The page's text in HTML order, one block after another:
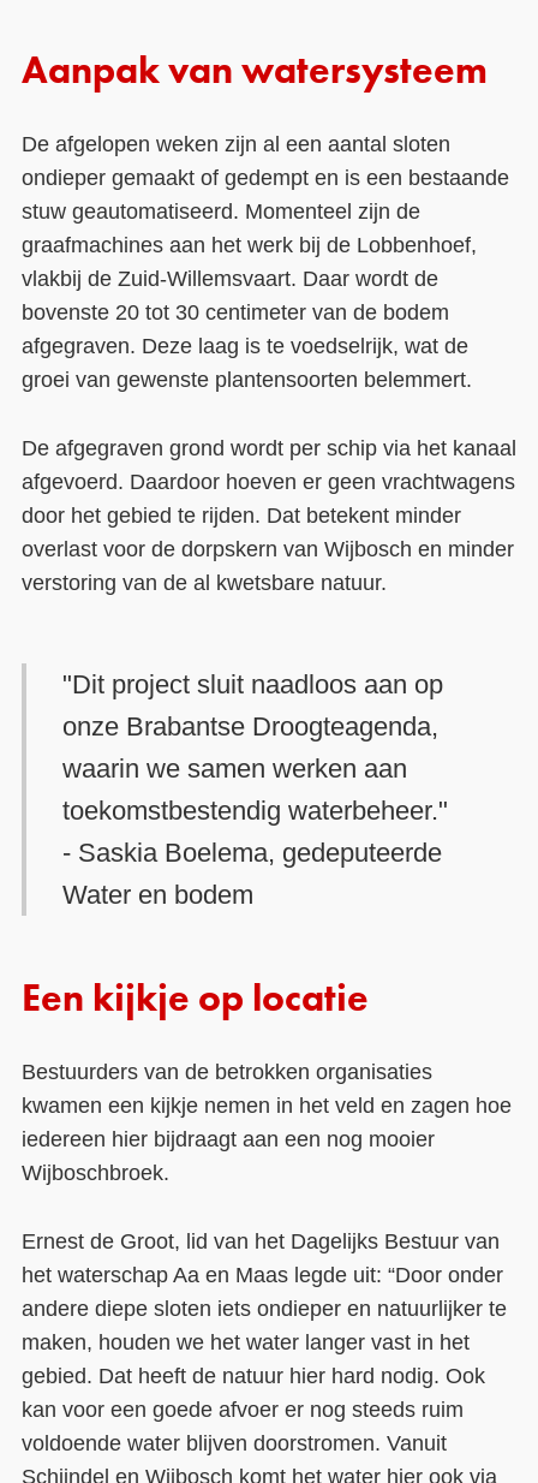
Aanpak van watersysteem
De afgelopen weken zijn al een aantal sloten
ondieper gemaakt of gedempt en is een bestaande
stuw geautomatiseerd. Momenteel zijn de
graafmachines aan het werk bij de Lobbenhoef,
vlakbij de Zuid-Willemsvaart. Daar wordt de
bovenste 20 tot 30 centimeter van de bodem
afgegraven. Deze laag is te voedselrijk, wat de
groei van gewenste plantensoorten belemmert.
De afgegraven grond wordt per schip via het kanaal
afgevoerd. Daardoor hoeven er geen vrachtwagens
door het gebied te rijden. Dat betekent minder
overlast voor de dorpskern van Wijbosch en minder
verstoring van de al kwetsbare natuur.
"Dit project sluit naadloos aan op
onze Brabantse Droogteagenda,
waarin we samen werken aan
toekomstbestendig waterbeheer."
- Saskia Boelema, gedeputeerde
Water en bodem
Een kijkje op locatie
Bestuurders van de betrokken organisaties
kwamen een kijkje nemen in het veld en zagen hoe
iedereen hier bijdraagt aan een nog mooier
Wijboschbroek.
Ernest de Groot, lid van het Dagelijks Bestuur van
het waterschap Aa en Maas legde uit: “Door onder
andere diepe sloten iets ondieper en natuurlijker te
maken, houden we het water langer vast in het
gebied. Dat heeft de natuur hier hard nodig. Ook
kan voor een goede afvoer er nog steeds ruim
voldoende water blijven doorstromen. Vanuit
Schijndel en Wijbosch komt het water hier ook via